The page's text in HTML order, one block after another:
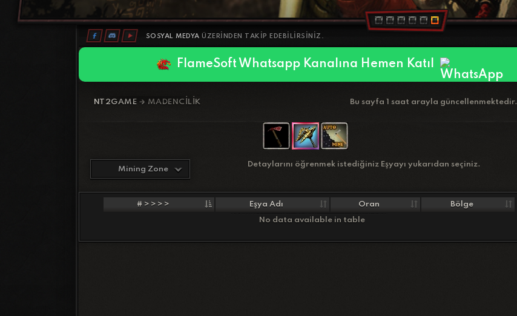
SOSYAL MEDYA ÜZERINDEN TAKIP EDEBILIRSINIZ.
FlameSoft Whatsapp Kanalına Hemen Katıl
NT2GAME 🡲 MADENCILIK Bu sayfa 1 saat arayla güncellenmektedir.
Mining Zone
Detaylarını öğrenmek istediğiniz Eşyayı yukarıdan seçiniz.
# > > > > Eşya Adı Oran
Bölge
No data available in table